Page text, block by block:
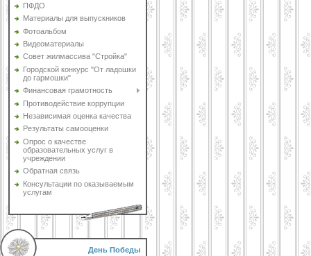
ПФДО
Материалы для выпускников
Фотоальбом
Видеоматериалы
Совет жилмассива "Стройка"
Городской конкурс "От ладошки
до гармошки"
Финансовая грамотность
Противодействие коррупции
Независимая оценка качества
Результаты самооценки
Опрос о качестве
образовательных услуг в
учреждении
Обратная связь
Консультации по оказываемым
услугам
День Победы